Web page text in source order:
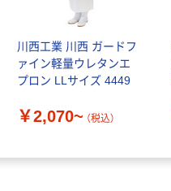
川西工業 川西 ガードフ
ァイン軽量ウレタンエ
プロン LLサイズ 4449
￥2,070~ （税込）